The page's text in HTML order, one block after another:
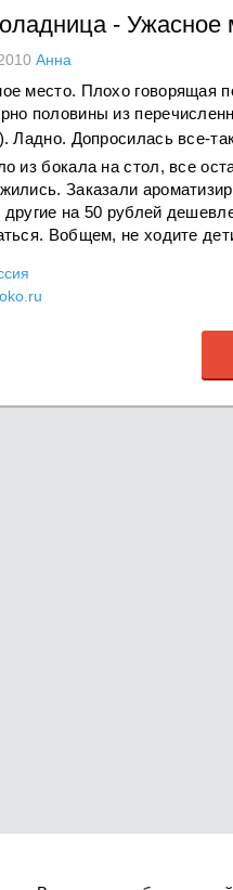
- Ужасное
Анна
место. Плохо говорящая
половины из
Ладно. Допросилась все-
из бокала на стол, все
Заказали
другие на 50 рублей
Вобщем, не ходите